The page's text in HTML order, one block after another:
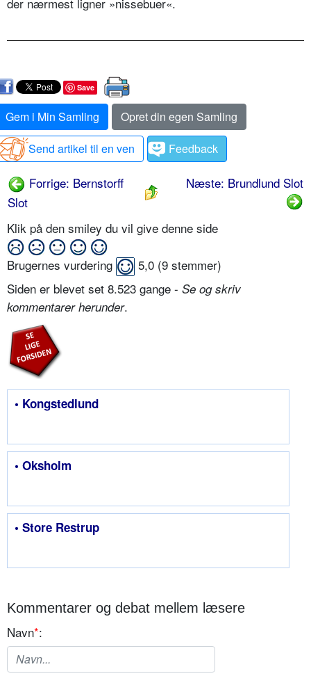
Save
Gem i Min Samling
Opret din egen Samling
Send artikel til en ven
Feedback
Forrige: Bernstorff
Slot
Næste: Brundlund Slot
Klik på den smiley du vil give denne side
Brugernes vurdering 5,0 (9 stemmer)
Siden er blevet set 8.523 gange - Se og skriv
kommentarer herunder.
• Kongstedlund
• Oksholm
• Store Restrup
Kommentarer og debat mellem læsere
Navn*: